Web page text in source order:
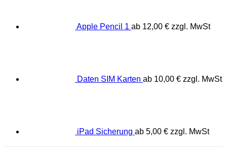
Apple Pencil 1 ab 12,00 € zzgl. MwSt
Daten SIM Karten ab 10,00 € zzgl. MwSt
iPad Sicherung ab 5,00 € zzgl. MwSt